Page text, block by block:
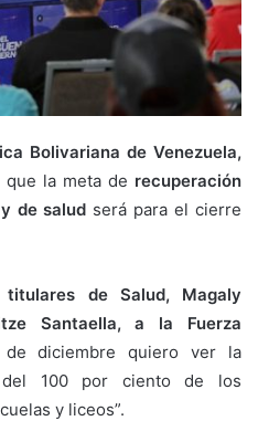
Bolivariana de Venezuela,
que la meta de recuperación
de salud será para el cierre
titulares de Salud, Magaly
Santaella, a la Fuerza
diciembre quiero ver la
del 100 por ciento de los
y liceos”.